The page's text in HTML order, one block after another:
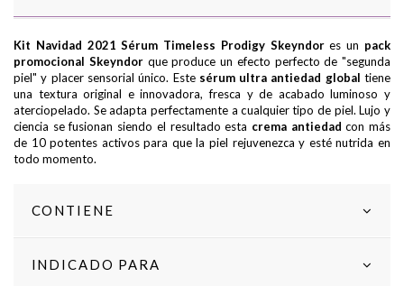
Kit Navidad 2021 Sérum Timeless Prodigy Skeyndores un pack
promocional Skeyndorque produce un efecto perfecto de "segunda
piel" y placer sensorial único. Este sérum ultra antiedad global tiene
una textura original e innovadora, fresca y de acabado luminoso y
aterciopelado. Se adapta perfectamente a cualquier tipo de piel. Lujo y
ciencia se fusionan siendo el resultado esta crema antiedad con más
de 10 potentes activos para que la piel rejuvenezca y esté nutrida en
todo momento.
CONTIENE
INDICADO PARA